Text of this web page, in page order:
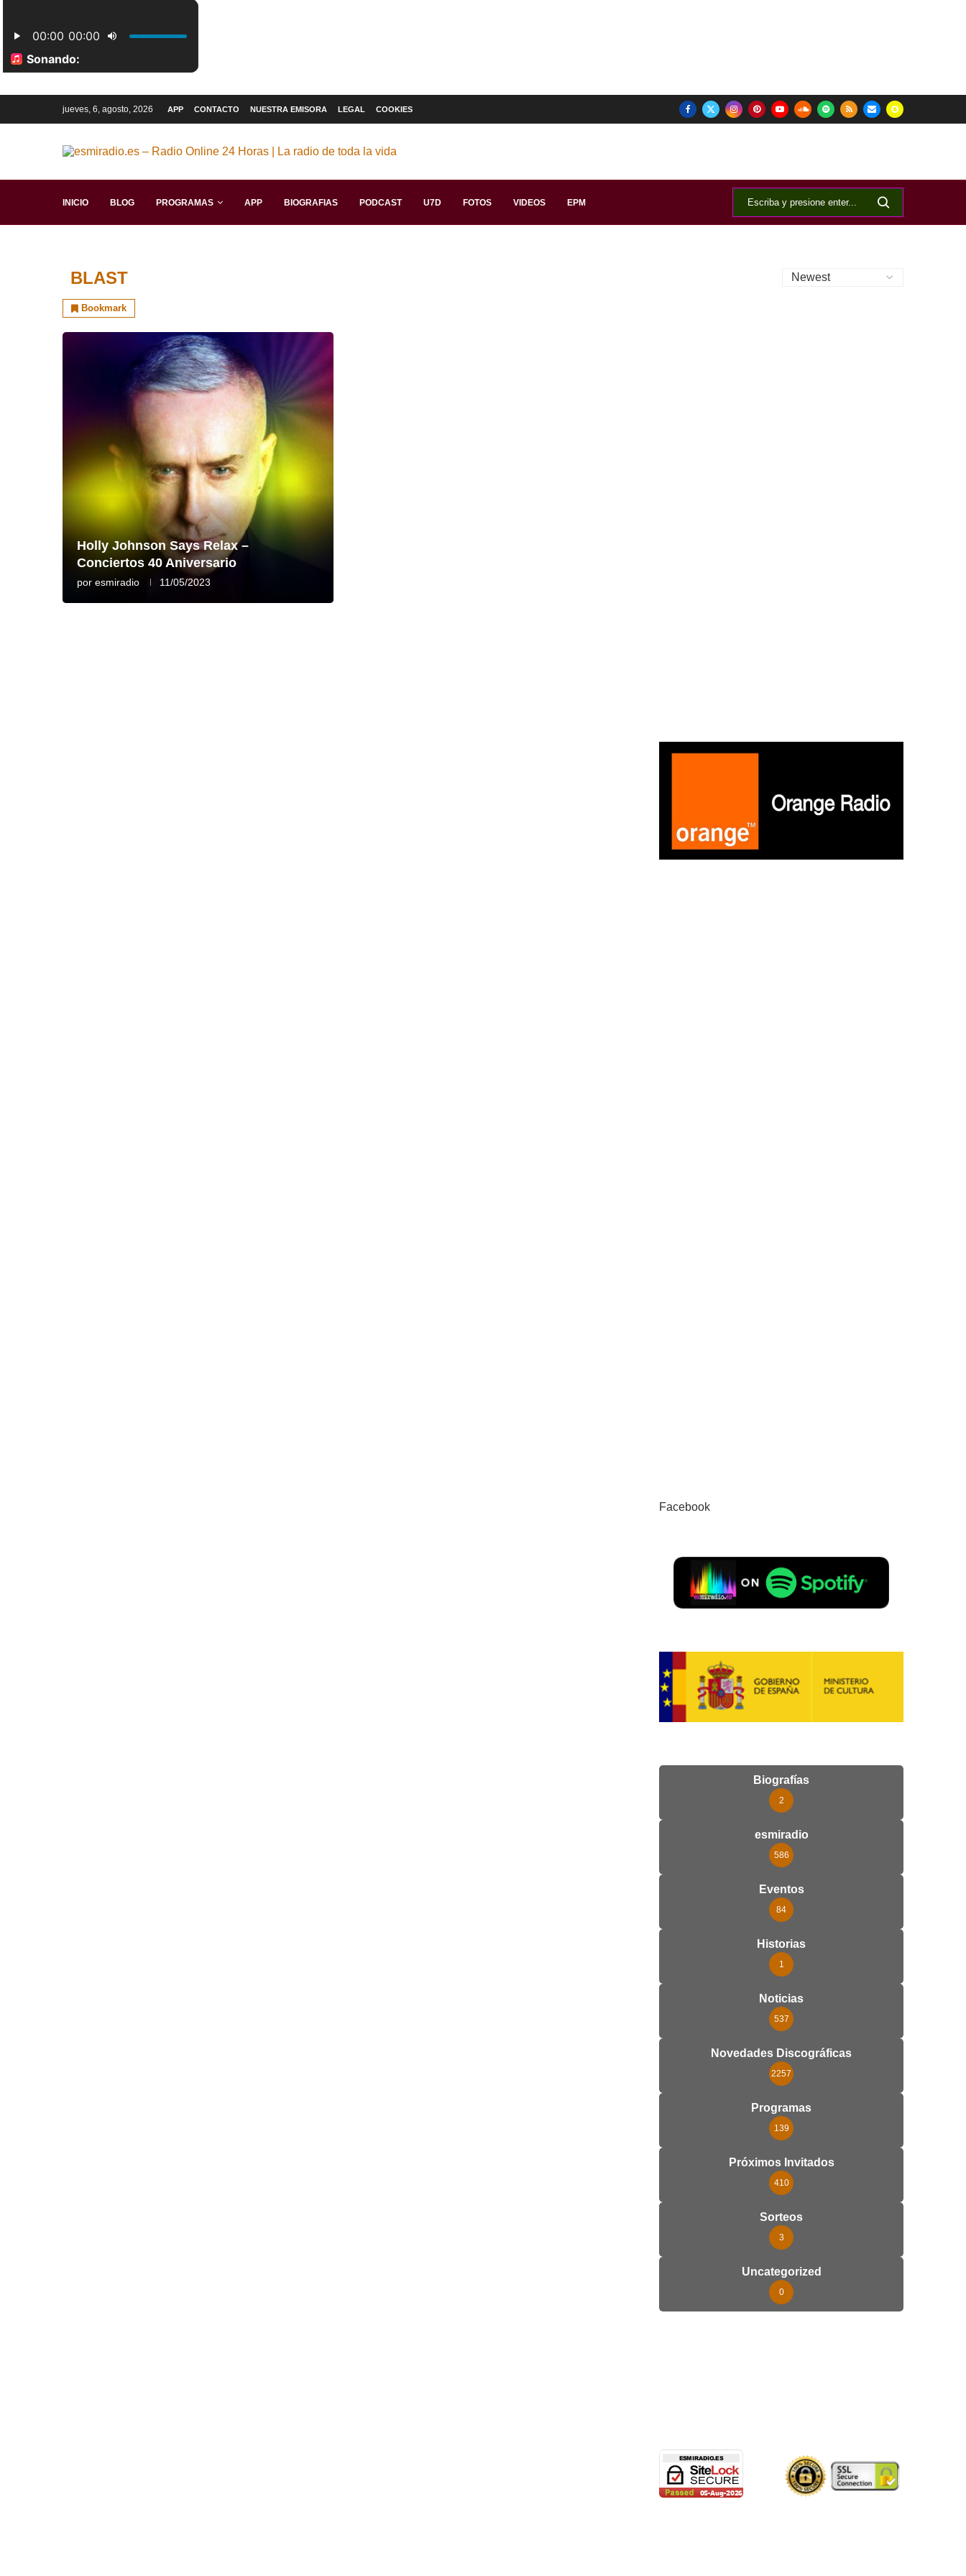
jueves, 6, agosto, 2026 APP CONTACTO NUESTRA EMISORA LEGAL COOKIES
INICIO BLOG PROGRAMAS APP BIOGRAFIAS PODCAST U7D FOTOS VIDEOS EPM
BLAST
Bookmark
Holly Johnson Says Relax –
Conciertos 40 Aniversario
por esmiradio 11/05/2023
Facebook
Biografías
2
esmiradio
586
Eventos
84
Historias
1
Noticias
537
Novedades Discográficas
2257
Programas
139
Próximos Invitados
410
Sorteos
3
Uncategorized
0